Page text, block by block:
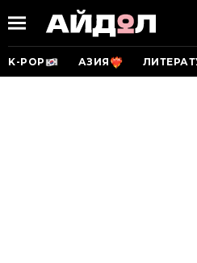
K-POP АЗИЯ